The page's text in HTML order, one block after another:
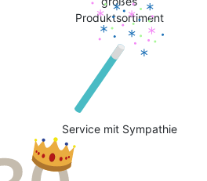
Produktsortiment
Service mit Sympathie